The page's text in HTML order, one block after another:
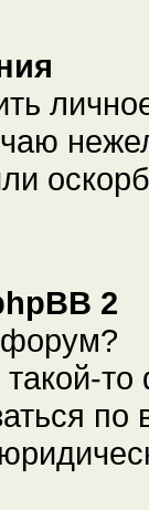
2
форум?
по